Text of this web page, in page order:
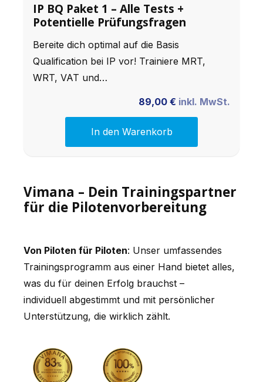
IP BQ Paket 1 – Alle Tests +
Potentielle Prüfungsfragen
Bereite dich optimal auf die Basis
Qualification bei IP vor! Trainiere MRT,
WRT, VAT und…
89,00 € inkl. MwSt.
In den Warenkorb
Vimana – Dein Trainingspartner
für die Pilotenvorbereitung
Von Piloten für Piloten: Unser umfassendes
Trainingsprogramm aus einer Hand bietet alles,
was du für deinen Erfolg brauchst –
individuell abgestimmt und mit persönlicher
Unterstützung, die wirklich zählt.